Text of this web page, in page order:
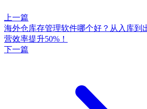
上一篇
海外仓库存管理软件哪个好？从入库到
营效率提升50%！
下一篇